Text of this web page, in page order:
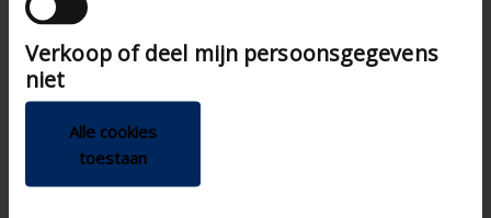
die ze hebben verzameld op basis van uw gebruik
van hun services.
Verkoop of deel mijn persoonsgegevens
niet
Alle cookies
toestaan
Technische Spezifikationen